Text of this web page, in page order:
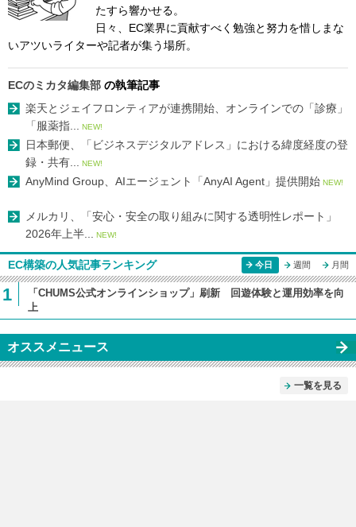
たすら響かせる。
日々、EC業界に貢献すべく勉強と努力を惜しまな
いアツいライターや記者が集う場所。
ECのミカタ編集部 の執筆記事
楽天とジェイフロンティアが連携開始、オンラインでの「診療」
「服薬指...
NEW!
日本郵便、「ビジネスデジタルアドレス」における緯度経度の登
録・共有...
NEW!
AnyMind Group、AIエージェント「AnyAI Agent」提供開始 NEW!
メルカリ、「安心・安全の取り組みに関する透明性レポート」
2026年上半...
NEW!
EC構築の人気記事ランキング 今日 週間 月間
1
「CHUMS公式オンラインショップ」刷新 回遊体験と運用効率を向
上
オススメニュース
一覧を見る